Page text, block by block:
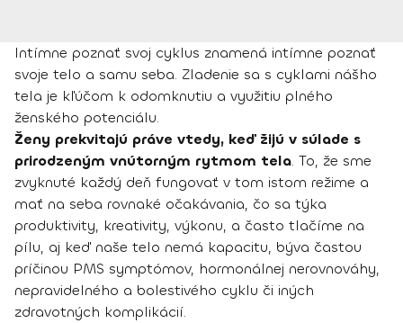
Intímne poznať svoj cyklus znamená intímne poznať
svoje telo a samu seba. Zladenie sa s cyklami nášho
tela je kľúčom k odomknutiu a využitiu plného
ženského potenciálu.
Ženy prekvitajú práve vtedy, keď žijú v súlade s
prirodzeným vnútorným rytmom tela. To, že sme
zvyknuté každý deň fungovať v tom istom režime a
mať na seba rovnaké očakávania, čo sa týka
produktivity, kreativity, výkonu, a často tlačíme na
pílu, aj keď naše telo nemá kapacitu, býva častou
príčinou PMS symptómov, hormonálnej nerovnováhy,
nepravidelného a bolestivého cyklu či iných
zdravotných komplikácií.